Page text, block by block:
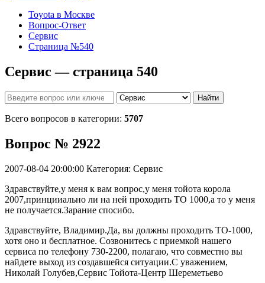
Toyota в Москве
Вопрос-Ответ
Сервис
Страница №540
Сервис — страница 540
Найти
Всего вопросов в категории: 5707
Вопрос № 2922
2007-08-04 20:00:00 Категория: Сервис
Здравствуйте,у меня к вам вопрос,у меня тойота корола
2007,принцииально ли на ней проходить ТО 1000,а то у меня
не получается.Зарание спосибо.
Здравствуйте, Владимир.Да, вы должны проходить ТО-1000,
хотя оно и бесплатное. Созвонитесь с приемкой нашего
сервиса по телефону 730-2200, полагаю, что совместно вы
найдете выход из создавшейся ситуации.С уважением,
Николай Голубев,Сервис Тойота-Центр Шереметьево